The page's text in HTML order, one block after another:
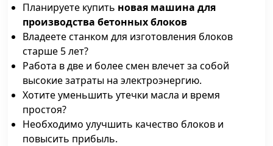
Планируете купить новая машина для
производства бетонных блоков
Владеете станком для изготовления блоков
старше 5 лет?
Работа в две и более смен влечет за собой
высокие затраты на электроэнергию.
Хотите уменьшить утечки масла и время
простоя?
Необходимо улучшить качество блоков и
повысить прибыль.